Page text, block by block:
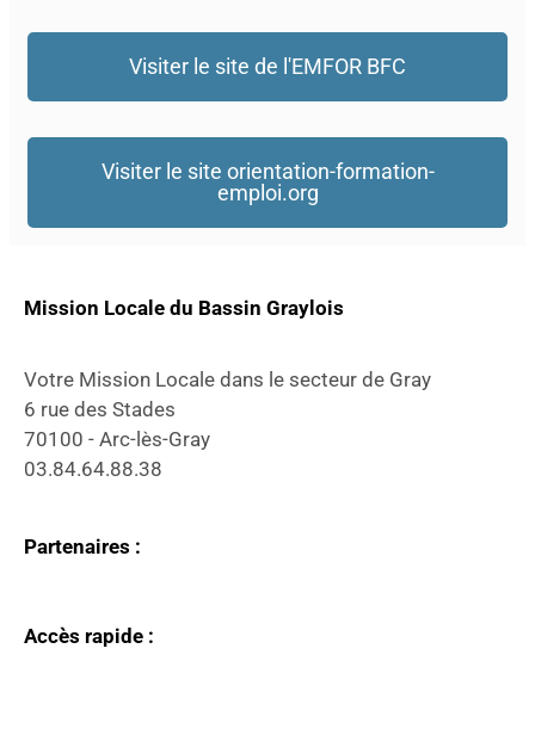
Visiter le site de l'EMFOR BFC
Visiter le site orientation-formation-
emploi.org
Mission Locale du Bassin Graylois
Votre Mission Locale dans le secteur de Gray
6 rue des Stades
70100 - Arc-lès-Gray
03.84.64.88.38
Partenaires :
Accès rapide :